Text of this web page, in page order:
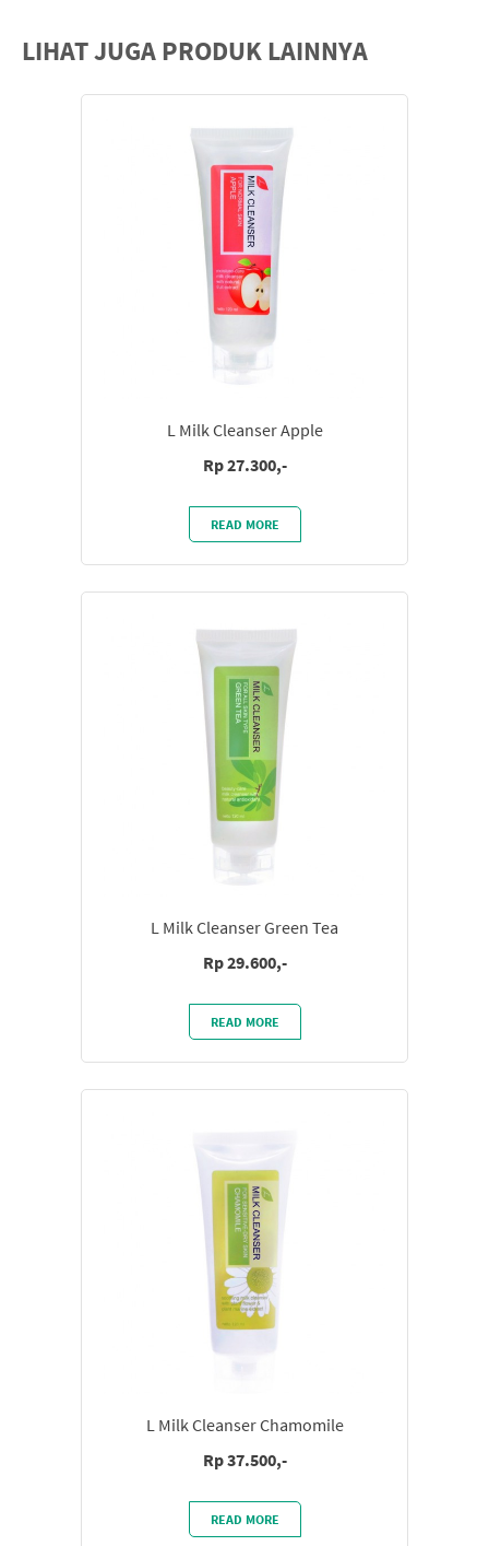
LIHAT JUGA PRODUK LAINNYA
L Milk Cleanser Apple
Rp 27.300,-
READ MORE
L Milk Cleanser Green Tea
Rp 29.600,-
READ MORE
L Milk Cleanser Chamomile
Rp 37.500,-
READ MORE